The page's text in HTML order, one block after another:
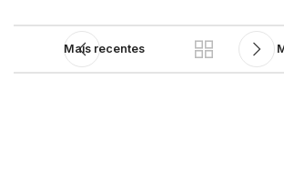
Mais recentes